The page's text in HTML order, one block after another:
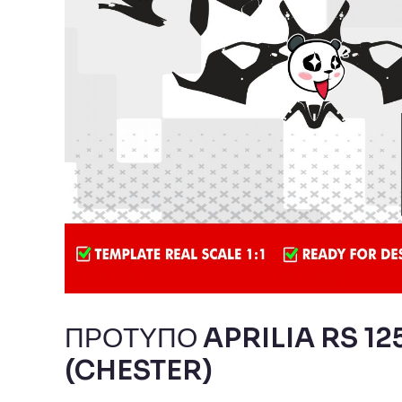
ΠΡΟΤΥΠΟ APRILIA RS
(CHESTER)